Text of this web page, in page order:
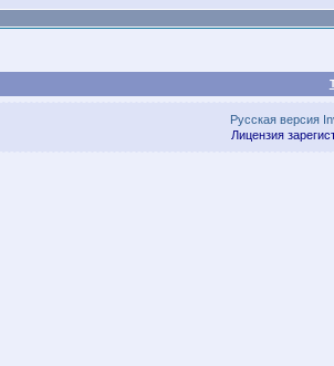
Русская версия
Лицензия